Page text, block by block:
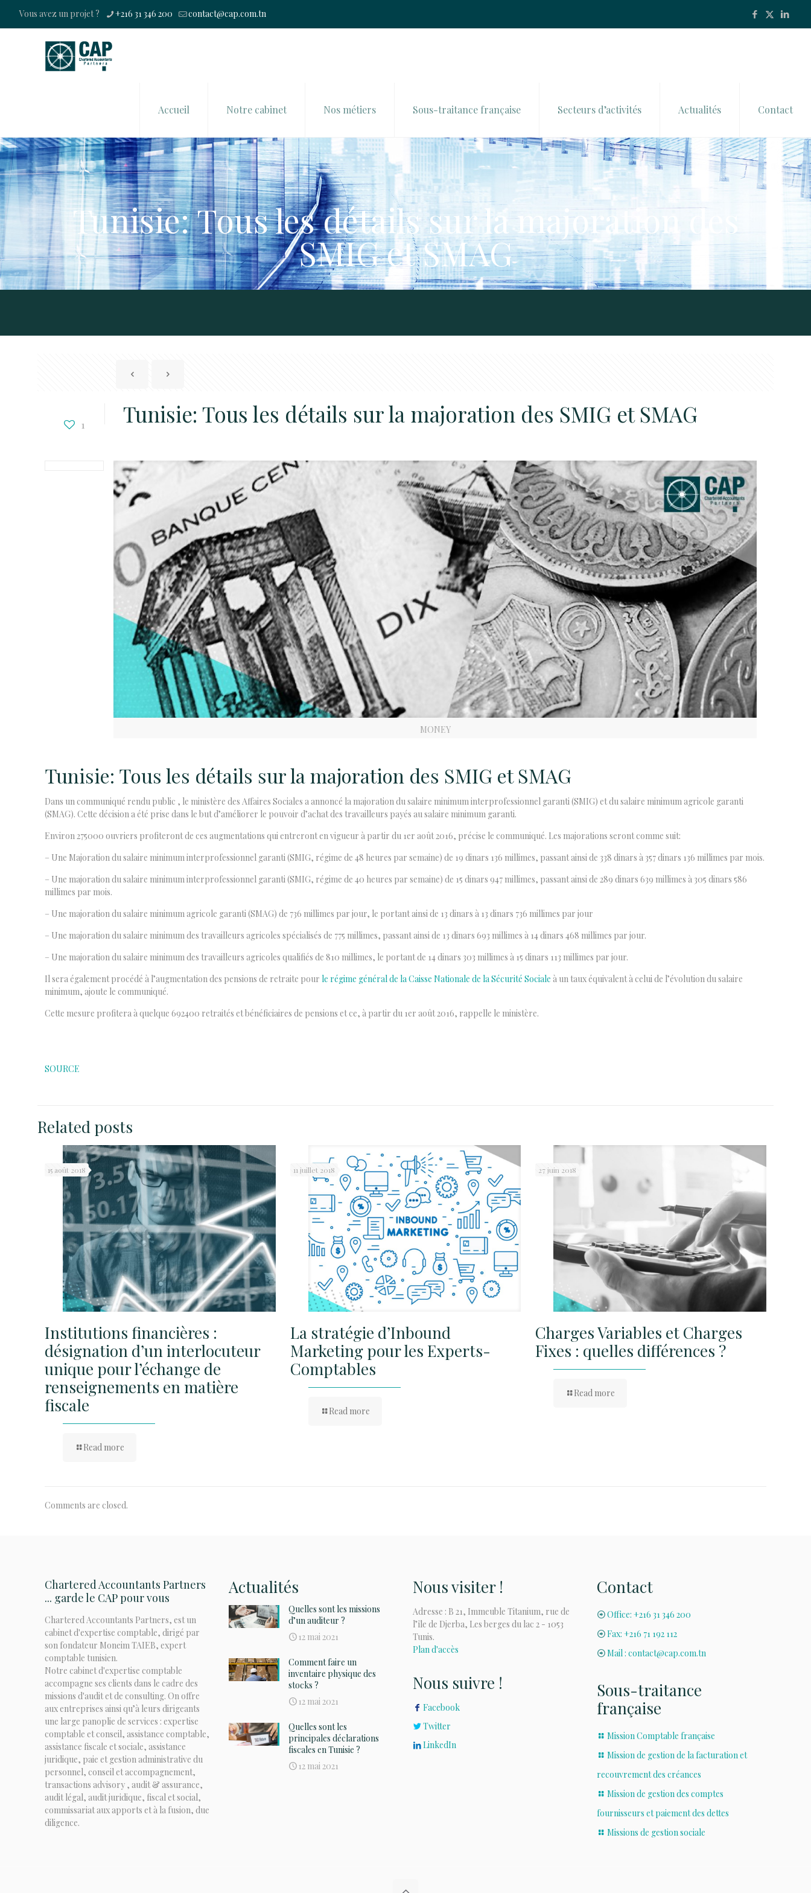
Vous avez un projet ? +216 31 346 200 contact@cap.com.tn
Accueil Notre cabinet Nos métiers Sous-traitance française Secteurs d’activités Actualités Contact
Tunisie: Tous les détails sur la majoration des
SMIG et SMAG
1 Tunisie: Tous les détails sur la majoration des SMIG et SMAG
MONEY
Tunisie: Tous les détails sur la majoration des SMIG et SMAG
Dans un communiqué rendu public , le ministère des Affaires Sociales a annoncé la majoration du salaire minimum interprofessionnel garanti (SMIG) et du salaire minimum agricole garanti
(SMAG). Cette décision a été prise dans le but d’améliorer le pouvoir d’achat des travailleurs payés au salaire minimum garanti.
Environ 275000 ouvriers profiteront de ces augmentations qui entreront en vigueur à partir du 1er août 2016, précise le communiqué. Les majorations seront comme suit:
– Une Majoration du salaire minimum interprofessionnel garanti (SMIG, régime de 48 heures par semaine) de 19 dinars 136 millimes, passant ainsi de 338 dinars à 357 dinars 136 millimes par mois.
– Une majoration du salaire minimum interprofessionnel garanti (SMIG, régime de 40 heures par semaine) de 15 dinars 947 millimes, passant ainsi de 289 dinars 639 millimes à 305 dinars 586
millimes par mois.
– Une majoration du salaire minimum agricole garanti (SMAG) de 736 millimes par jour, le portant ainsi de 13 dinars à 13 dinars 736 millimes par jour
– Une majoration du salaire minimum des travailleurs agricoles spécialisés de 775 millimes, passant ainsi de 13 dinars 693 millimes à 14 dinars 468 millimes par jour.
– Une majoration du salaire minimum des travailleurs agricoles qualifiés de 810 millimes, le portant de 14 dinars 303 millimes à 15 dinars 113 millimes par jour.
Il sera également procédé à l’augmentation des pensions de retraite pourle régime général de la Caisse Nationale de la Sécurité Sociale à un taux équivalent à celui de l’évolution du salaire
minimum, ajoute le communiqué.
Cette mesure profitera à quelque 692400 retraités et bénéficiaires de pensions et ce, à partir du 1er août 2016, rappelle le ministère.
SOURCE
Related posts
15 août 2018
Institutions financières :
désignation d’un interlocuteur
unique pour l’échange de
renseignements en matière
fiscale
Read more
11 juillet 2018
La stratégie d’Inbound
Marketing pour les Experts-
Comptables
Read more
27 juin 2018
Charges Variables et Charges
Fixes : quelles différences ?
Read more
Comments are closed.
Chartered Accountants Partners
... garde le CAP pour vous
Chartered Accountants Partners, est un
cabinet d'expertise comptable, dirigé par
son fondateur Moneim TAIEB, expert
comptable tunisien.
Notre cabinet d'expertise comptable
accompagne ses clients dans le cadre des
missions d'audit et de consulting. On offre
aux entreprises ainsi qu’à leurs dirigeants
une large panoplie de services : expertise
comptable et conseil, assistance comptable,
assistance fiscale et sociale, assistance
juridique, paie et gestion administrative du
personnel, conseil et accompagnement,
transactions advisory , audit & assurance,
audit légal, audit juridique, fiscal et social,
commissariat aux apports et à la fusion, due
diligence.
Actualités
Quelles sont les missions
d’un auditeur ?
12 mai 2021
Comment faire un
inventaire physique des
stocks ?
12 mai 2021
Quelles sont les
principales déclarations
fiscales en Tunisie ?
12 mai 2021
Nous visiter !
Adresse : B 21, Immeuble Titanium, rue de
l’île de Djerba, Les berges du lac 2 - 1053
Tunis.
Plan d'accès
Nous suivre !
Facebook
Twitter
LinkedIn
Contact
Office: +216 31 346 200
Fax: +216 71 192 112
Mail : contact@cap.com.tn
Sous-traitance
française
Mission Comptable française
Mission de gestion de la facturation et
recouvrement des créances
Mission de gestion des comptes
fournisseurs et paiement des dettes
Missions de gestion sociale